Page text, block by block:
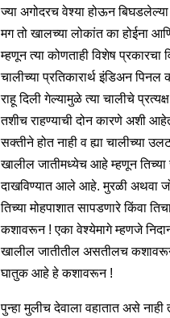
ज्या अगोदरच वेश्या होऊन
मग तो खालच्या लोकांत का होईना
म्हणून त्या कोणताही विशेष प्रकारचा
चालीच्या प्रतिकारार्थ इंडिअन
राहू दिली गेल्यामुळे त्या चालीचे
तशीच राहण्याची दोन कारणे अशी
सक्तीने होत नाही व ह्या चालीच्या
खालील जातीमध्येच आहे म्हणून तिच्या
दाखविण्यात आले आहे. मुरळी अथवा
तिच्या मोहपाशात सापडणारे किंवा
कशावरून ! एका वेश्येमागे म्हणजे
खालील जातीतील असतीलच
घातुक आहे हे कशावरून !
पुन्हा मुलीच देवाला वहातात असे नाही